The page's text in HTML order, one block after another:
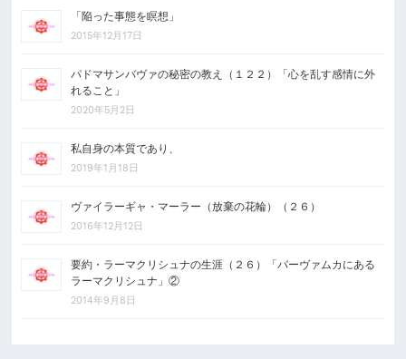
「陥った事態を瞑想」
2015年12月17日
パドマサンバヴァの秘密の教え（１２２）「心を乱す感情に外
れること」
2020年5月2日
私自身の本質であり、
2019年1月18日
ヴァイラーギャ・マーラー（放棄の花輪）（２６）
2016年12月12日
要約・ラーマクリシュナの生涯（２６）「バーヴァムカにある
ラーマクリシュナ」②
2014年9月8日